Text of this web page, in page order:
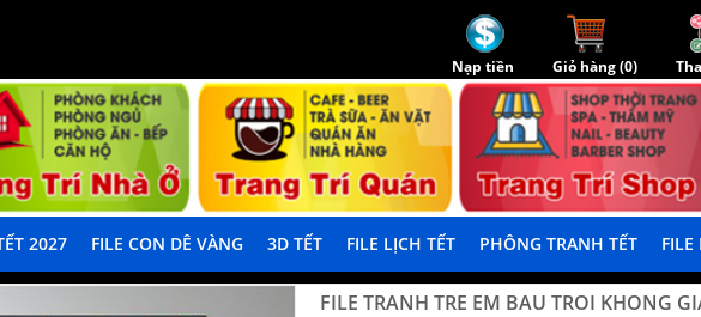
Nạp tiền Giỏ hàng (0)
2027 FILE CON DÊ VÀNG 3D TẾT FILE LỊCH TẾT PHÔNG TRANH TẾT
FILE TRANH TRE EM BAU TROI KHONG